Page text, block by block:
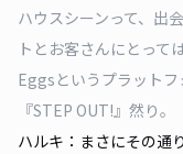
ハウスシーンって、出
トとお客さんにとって
Eggsというプラット
『STEP OUT!』然り。
ハルキ：まさにその通